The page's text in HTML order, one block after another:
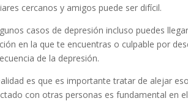
cercanos y amigos puede ser difícil.
casos de depresión incluso puedes
en la que te encuentras o culpable por
de la depresión.
es que es importante tratar de alejar
con otras personas es fundamental en